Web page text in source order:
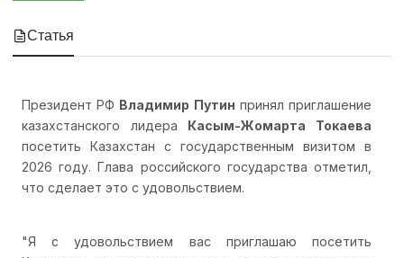
Статья
Президент РФ Владимир Путин принял приглашение
казахстанского лидера Касым-Жомарта Токаева
посетить Казахстан с государственным визитом в
2026 году. Глава российского государства отметил,
что сделает это с удовольствием.
"Я с удовольствием вас приглашаю посетить